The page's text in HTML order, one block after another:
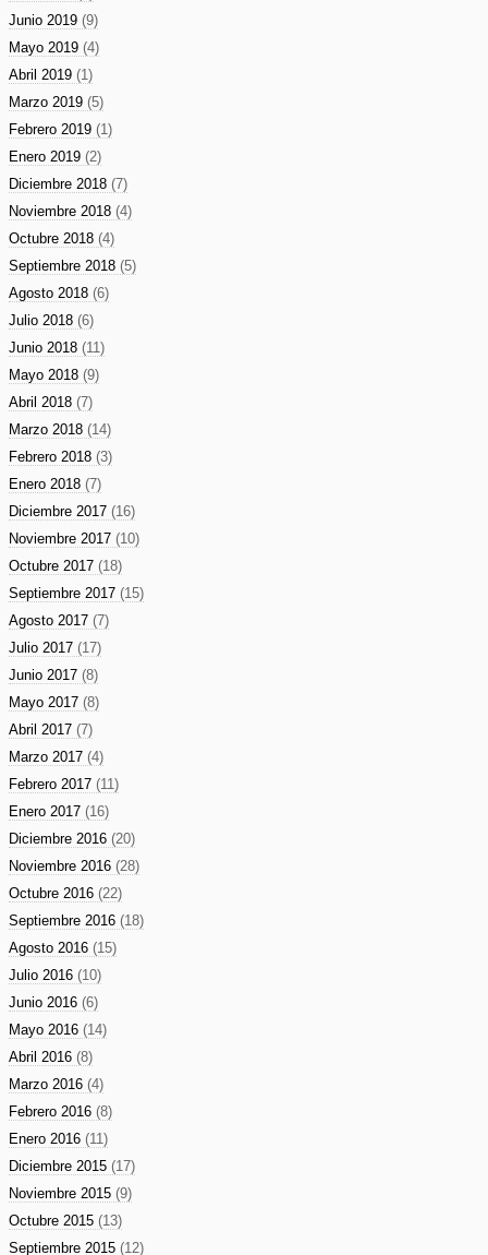
Junio 2019 (9)
Mayo 2019 (4)
Abril 2019 (1)
Marzo 2019 (5)
Febrero 2019 (1)
Enero 2019 (2)
Diciembre 2018 (7)
Noviembre 2018 (4)
Octubre 2018 (4)
Septiembre 2018 (5)
Agosto 2018 (6)
Julio 2018 (6)
Junio 2018 (11)
Mayo 2018 (9)
Abril 2018 (7)
Marzo 2018 (14)
Febrero 2018 (3)
Enero 2018 (7)
Diciembre 2017 (16)
Noviembre 2017 (10)
Octubre 2017 (18)
Septiembre 2017 (15)
Agosto 2017 (7)
Julio 2017 (17)
Junio 2017 (8)
Mayo 2017 (8)
Abril 2017 (7)
Marzo 2017 (4)
Febrero 2017 (11)
Enero 2017 (16)
Diciembre 2016 (20)
Noviembre 2016 (28)
Octubre 2016 (22)
Septiembre 2016 (18)
Agosto 2016 (15)
Julio 2016 (10)
Junio 2016 (6)
Mayo 2016 (14)
Abril 2016 (8)
Marzo 2016 (4)
Febrero 2016 (8)
Enero 2016 (11)
Diciembre 2015 (17)
Noviembre 2015 (9)
Octubre 2015 (13)
Septiembre 2015 (12)